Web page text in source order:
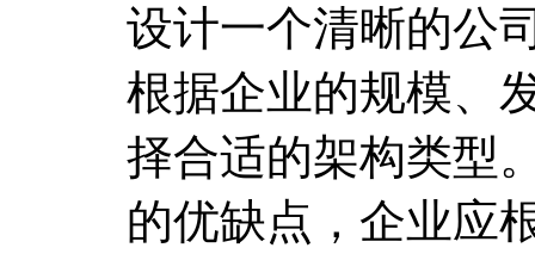
设计一个清晰的公
根据企业的规模、
择合适的架构类型
的优缺点，企业应